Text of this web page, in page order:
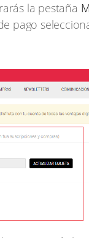
la pestaña
pago